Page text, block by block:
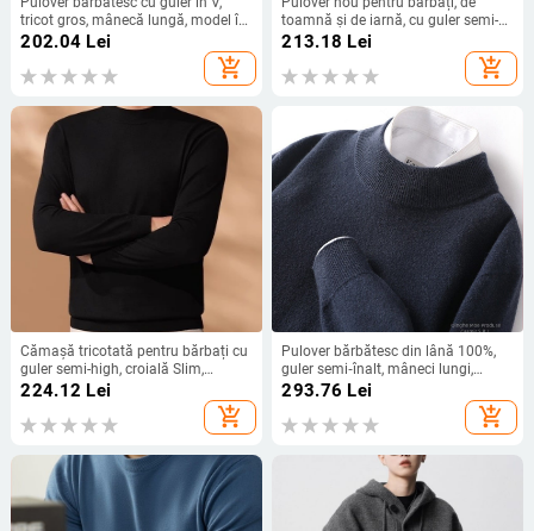
tricot gros, mânecă lungă, model în
carouri
202.04 Lei
add_shopping_cart
toamnă și de iarnă, cu guler semi-
înalt, cu litere jacquard, cu mânecă
lungă, pentru comerț exterior,
pulover casual cald pentru bărbați
213.18 Lei
add_shopping_cart
Cămașă tricotată pentru bărbați cu
guler semi-high, croială Slim,
mâneci lungi, țesătură subțire cu
luciu de mătase. Amestec viscose
48,2%, poliester 28,8%, nylon 22%,
primăvară și toamnă.
224.12 Lei
add_shopping_cart
Pulover bărbătesc din lână 100%,
guler semi‑înalt, mâneci lungi,
croială slim, iarnă
293.76 Lei
add_shopping_cart